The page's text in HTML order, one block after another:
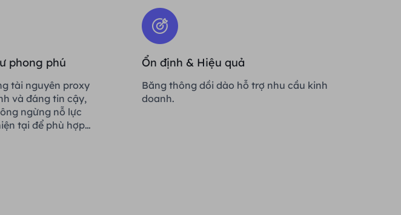
phong phú
tài nguyên proxy
và đáng tin cậy,
ngừng nỗ lực
tại để phù hợp
Ổn định & Hiệu quả
Băng thông dồi dào hỗ trợ nhu cầu kinh
doanh.